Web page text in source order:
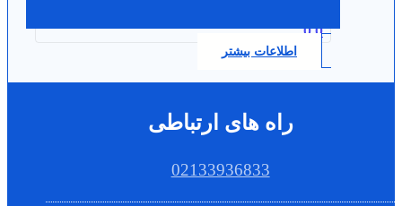
0.0
اطلاعات بیشتر
راه های ارتباطی
02133936833